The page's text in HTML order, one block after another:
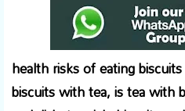
health risks of eating
biscuits with tea, is tea with